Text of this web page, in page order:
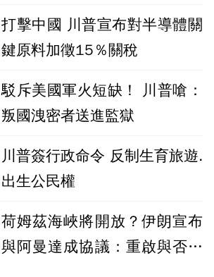
打擊中國 川普宣布對半導體關
鍵原料加徵15％關稅
駁斥美國軍火短缺！ 川普嗆：
叛國洩密者送進監獄
川普簽行政命令 反制生育旅遊.
出生公民權
荷姆茲海峽將開放？伊朗宣布
與阿曼達成協議：重啟與否取